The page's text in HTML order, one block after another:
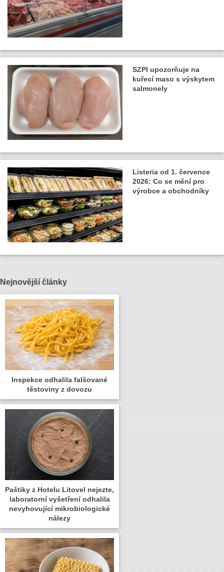
SZPI upozorňuje na
kuřecí maso s výskytem
salmonely
Listeria od 1. července
2026: Co se mění pro
výrobce a obchodníky
Nejnovější články
Inspekce odhalila falšované
těstoviny z dovozu
Paštiky z Hotelu Litovel nejezte,
laboratorní vyšetření odhalila
nevyhovující mikrobiologické
nálezy